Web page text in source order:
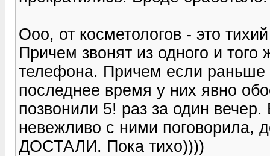
Ооо, от косметологов - это
Причем звонят из одного и
телефона. Причем если раньше
последнее время у них явно
позвонили 5! раз за один
невежливо с ними поговорила,
ДОСТАЛИ. Пока тихо))))